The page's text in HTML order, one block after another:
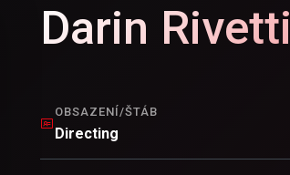
Darin Rivetti
OBSAZENÍ/ŠTÁB
Directing